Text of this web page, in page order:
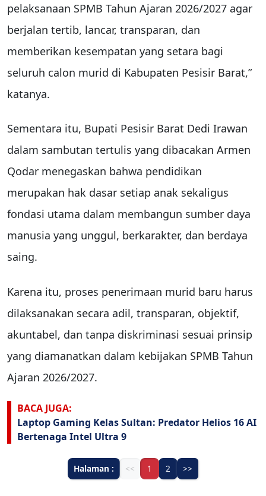
pelaksanaan SPMB Tahun Ajaran 2026/2027 agar
berjalan tertib, lancar, transparan, dan
memberikan kesempatan yang setara bagi
seluruh calon murid di Kabupaten Pesisir Barat,”
katanya.
Sementara itu, Bupati Pesisir Barat Dedi Irawan
dalam sambutan tertulis yang dibacakan Armen
Qodar menegaskan bahwa pendidikan
merupakan hak dasar setiap anak sekaligus
fondasi utama dalam membangun sumber daya
manusia yang unggul, berkarakter, dan berdaya
saing.
Karena itu, proses penerimaan murid baru harus
dilaksanakan secara adil, transparan, objektif,
akuntabel, dan tanpa diskriminasi sesuai prinsip
yang diamanatkan dalam kebijakan SPMB Tahun
Ajaran 2026/2027.
BACA JUGA:
Laptop Gaming Kelas Sultan: Predator Helios 16 AI
Bertenaga Intel Ultra 9
Halaman : << 1 2 >>